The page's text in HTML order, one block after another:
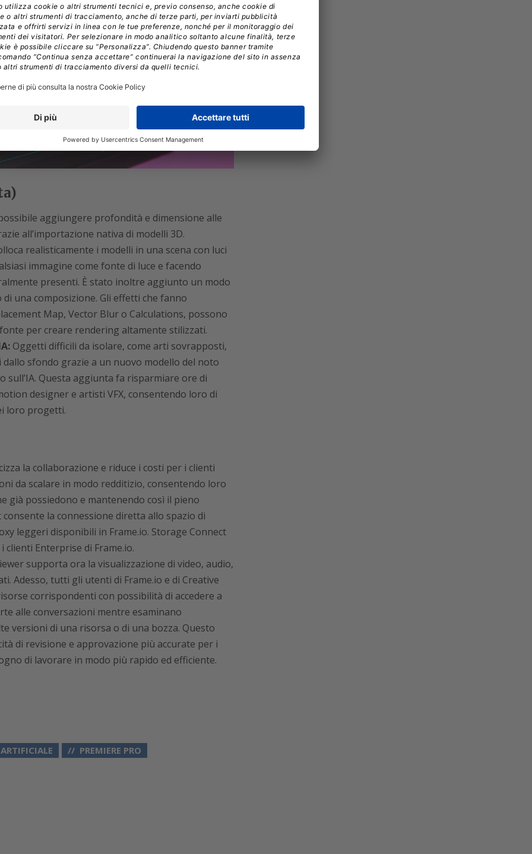
aggiungere profondità e dimensione alle
all’importazione nativa di modelli 3D.
realisticamente i modelli in una scena con luci
immagine come fonte di luce e facendo
presenti. È stato inoltre aggiunto un modo
una composizione. Gli effetti che fanno
Map, Vector Blur o Calculations, possono
per creare rendering altamente stilizzati.
Oggetti difficili da isolare, come arti sovrapposti,
sfondo grazie a un nuovo modello del noto
Questa aggiunta fa risparmiare ore di
designer e artisti VFX, consentendo loro di
loro progetti.
la collaborazione e riduce i costi per i clienti
da scalare in modo redditizio, consentendo loro
già possiedono e mantenendo così il pieno
la connessione diretta allo spazio di
leggeri disponibili in Frame.io. Storage Connect
clienti Enterprise di Frame.io.
supporta ora la visualizzazione di video, audio,
Adesso, tutti gli utenti di Frame.io e di Creative
corrispondenti con possibilità di accedere a
alle conversazioni mentre esaminano
versioni di una risorsa o di una bozza. Questo
di revisione e approvazione più accurate per i
di lavorare in modo più rapido ed efficiente.
PREMIERE PRO